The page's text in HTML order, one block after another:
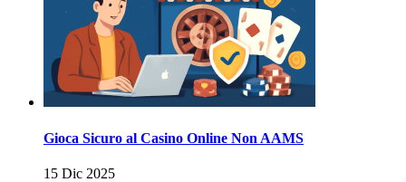
Gioca Sicuro al Casino Online Non AAMS
15 Dic 2025